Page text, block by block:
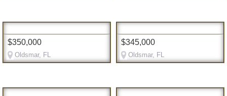
$350,000
Oldsmar, FL
$345,000
Oldsmar, FL